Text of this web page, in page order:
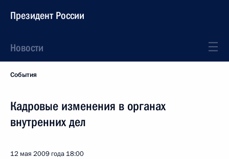
Президент России
Новости
События
Кадровые изменения в органах
внутренних дел
12 мая 2009 года 18:00